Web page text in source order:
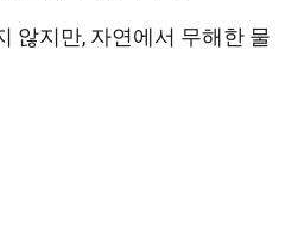
않지만, 자연에서 무해한 물